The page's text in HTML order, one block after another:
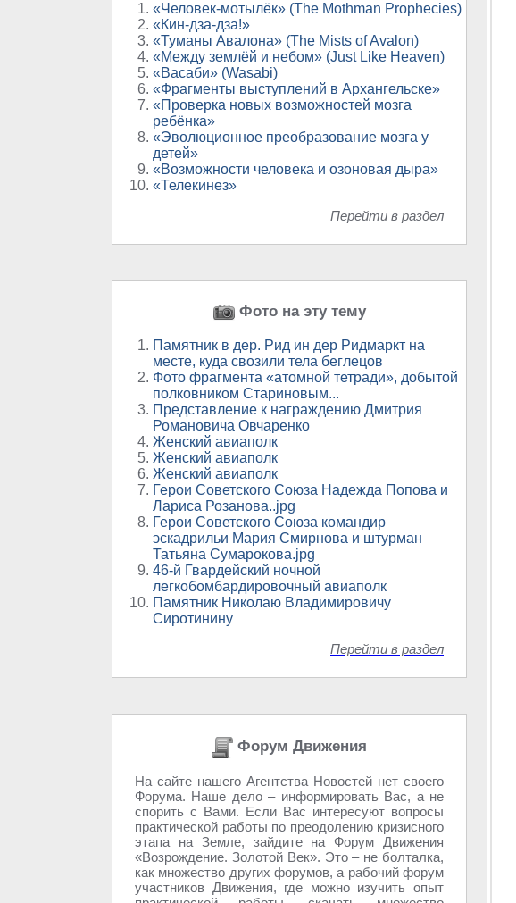
«Человек-мотылёк» (The Mothman Prophecies)
«Кин-дза-дза!»
«Туманы Авалона» (The Mists of Avalon)
«Между землёй и небом» (Just Like Heaven)
«Васаби» (Wasabi)
«Фрагменты выступлений в Архангельске»
«Проверка новых возможностей мозга
ребёнка»
«Эволюционное преобразование мозга у
детей»
«Возможности человека и озоновая дыра»
«Телекинез»
Перейти в раздел
Фото на эту тему
Памятник в дер. Рид ин дер Ридмаркт на
месте, куда свозили тела беглецов
Фото фрагмента «атомной тетради», добытой
полковником Стариновым...
Представление к награждению Дмитрия
Романовича Овчаренко
Женский авиаполк
Женский авиаполк
Женский авиаполк
Герои Советского Союза Надежда Попова и
Лариса Розанова..jpg
Герои Советского Союза командир
эскадрильи Мария Смирнова и штурман
Татьяна Сумарокова.jpg
46-й Гвардейский ночной
легкобомбардировочный авиаполк
Памятник Николаю Владимировичу
Сиротинину
Перейти в раздел
Форум Движения
На сайте нашего Агентства Новостей нет своего
Форума. Наше дело – информировать Вас, а не
спорить с Вами. Если Вас интересуют вопросы
практической работы по преодолению кризисного
этапа на Земле, зайдите на Форум Движения
«Возрождение. Золотой Век». Это – не болталка,
как множество других форумов, а рабочий форум
участников Движения, где можно изучить опыт